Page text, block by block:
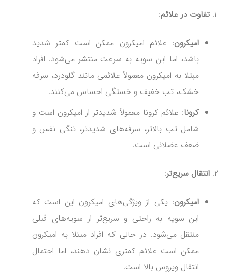
تفاوت در علائم:
امیکرون: علائم امیکرون ممکن است کمتر شدید
باشد، اما این سویه به سرعت منتشر می‌شود. افراد
مبتلا به امیکرون معمولاً علائمی مانند گلودرد، سرفه
خشک، تب خفیف و خستگی احساس می‌کنند.
کرونا: علائم کرونا معمولاً شدیدتر از امیکرون است و
شامل تب بالاتر، سرفه‌های شدیدتر، تنگی نفس و
ضعف عضلانی است.
انتقال سریع‌تر:
امیکرون: یکی از ویژگی‌های امیکرون این است که
این سویه به راحتی و سریع‌تر از سویه‌های قبلی
منتقل می‌شود. در حالی که افراد مبتلا به امیکرون
ممکن است علائم کمتری نشان دهند، اما احتمال
انتقال ویروس بالا است.